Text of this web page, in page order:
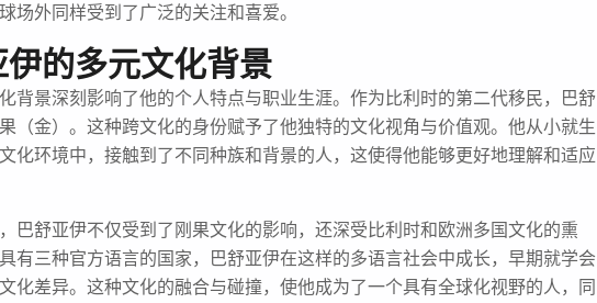
场外同样受到了广泛的关注和喜爱。
的多元文化背景
背景深刻影响了他的个人特点与职业生涯。作为比利时的第二代移民，巴舒
（金）。这种跨文化的身份赋予了他独特的文化视角与价值观。他从小就生
化环境中，接触到了不同种族和背景的人，这使得他能够更好地理解和适应
巴舒亚伊不仅受到了刚果文化的影响，还深受比利时和欧洲多国文化的熏
有三种官方语言的国家，巴舒亚伊在这样的多语言社会中成长，早期就学会
化差异。这种文化的融合与碰撞，使他成为了一个具有全球化视野的人，同